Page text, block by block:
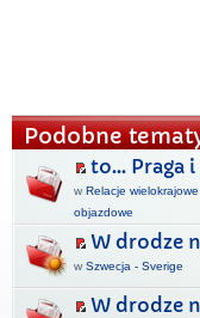
Podobne
to... Praga
w Relacje
objazdowe
W drodze
w Szwecja - Sverige
W drodze